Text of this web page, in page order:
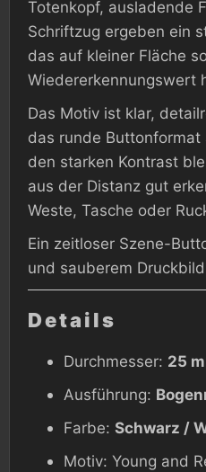
Totenkopf, ausladende
Schriftzug ergeben ein
das auf kleiner Fläche
Wiedererkennungswert
Das Motiv ist klar,
das runde Buttonformat
den starken Kontrast
aus der Distanz gut
Weste, Tasche oder
Ein zeitloser Szene-
und sauberem
Details
Durchmesser: 25
Ausführung:
Farbe: Schwarz /
Motiv: Young and